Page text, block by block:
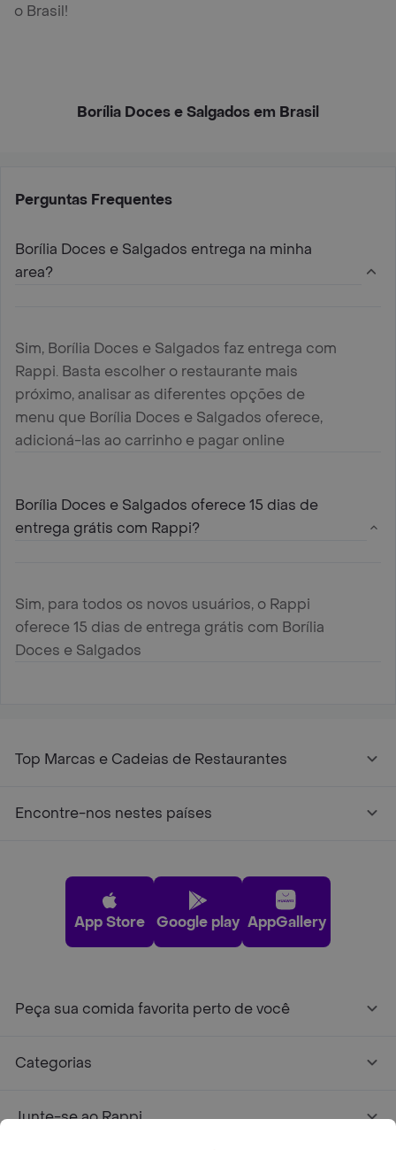
o Brasil!
Borília Doces e Salgados em Brasil
Perguntas Frequentes
Borília Doces e Salgados entrega na minha
area?
Sim, Borília Doces e Salgados faz entrega com
Rappi. Basta escolher o restaurante mais
próximo, analisar as diferentes opções de
menu que Borília Doces e Salgados oferece,
adicioná-las ao carrinho e pagar online
Borília Doces e Salgados oferece 15 dias de
entrega grátis com Rappi?
Sim, para todos os novos usuários, o Rappi
oferece 15 dias de entrega grátis com Borília
Doces e Salgados
Top Marcas e Cadeias de Restaurantes
Encontre-nos nestes países
App Store Google play AppGallery
Peça sua comida favorita perto de você
Categorias
Junte-se ao Rappi